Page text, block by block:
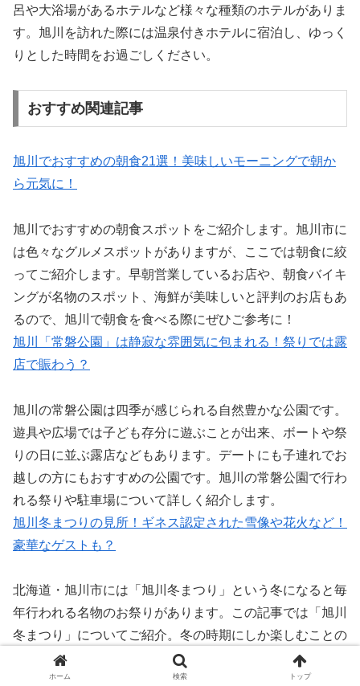
呂や大浴場があるホテルなど様々な種類のホテルがありま
す。旭川を訪れた際には温泉付きホテルに宿泊し、ゆっく
りとした時間をお過ごしください。
おすすめ関連記事
旭川でおすすめの朝食21選！美味しいモーニングで朝か
ら元気に！
旭川でおすすめの朝食スポットをご紹介します。旭川市に
は色々なグルメスポットがありますが、ここでは朝食に絞
ってご紹介します。早朝営業しているお店や、朝食バイキ
ングが名物のスポット、海鮮が美味しいと評判のお店もあ
るので、旭川で朝食を食べる際にぜひご参考に！
旭川「常磐公園」は静寂な雰囲気に包まれる！祭りでは露
店で賑わう？
旭川の常磐公園は四季が感じられる自然豊かな公園です。
遊具や広場では子ども存分に遊ぶことが出来、ボートや祭
りの日に並ぶ露店などもあります。デートにも子連れでお
越しの方にもおすすめの公園です。旭川の常磐公園で行わ
れる祭りや駐車場について詳しく紹介します。
旭川冬まつりの見所！ギネス認定された雪像や花火など！
豪華なゲストも？
北海道・旭川市には「旭川冬まつり」という冬になると毎
年行われる名物のお祭りがあります。この記事では「旭川
冬まつり」についてご紹介。冬の時期にしか楽しむことの
できない特別なお祭りなので「今年こそは旭川冬まつりに
行きたい！」と思っている方は参考にしてください。
ホーム 検索 トップ